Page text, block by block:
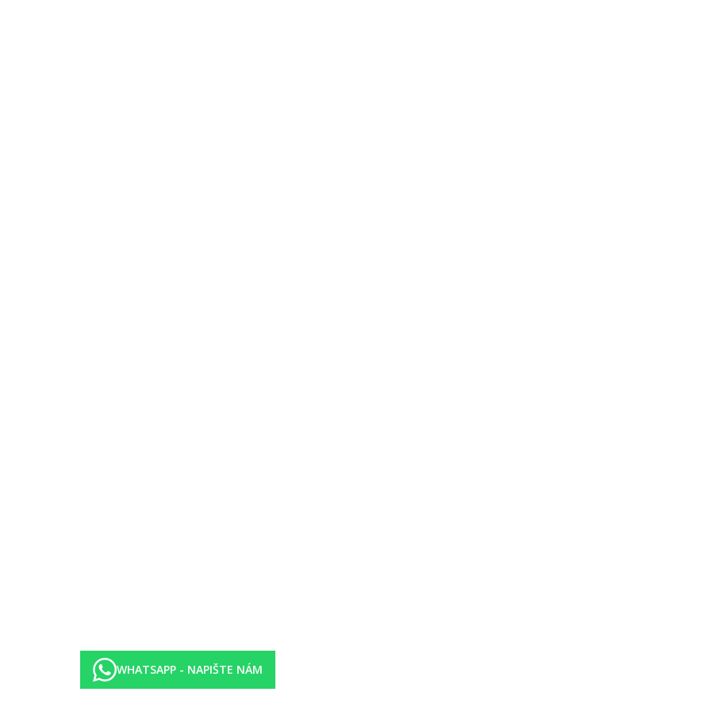
dostupnosti
WHATSAPP - NAPIŠTE NÁM